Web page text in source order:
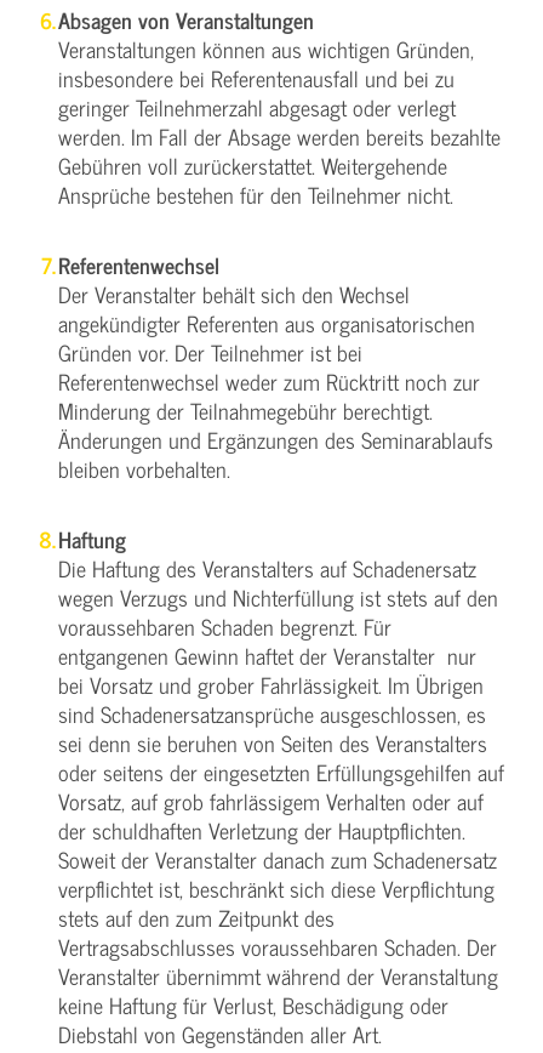
Absagen von Veranstaltungen
Veranstaltungen können aus wichtigen Gründen,
insbesondere bei Referentenausfall und bei zu
geringer Teilnehmerzahl abgesagt oder verlegt
werden. Im Fall der Absage werden bereits bezahlte
Gebühren voll zurückerstattet. Weitergehende
Ansprüche bestehen für den Teilnehmer nicht.
Referentenwechsel
Der Veranstalter behält sich den Wechsel
angekündigter Referenten aus organisatorischen
Gründen vor. Der Teilnehmer ist bei
Referentenwechsel weder zum Rücktritt noch zur
Minderung der Teilnahmegebühr berechtigt.
Änderungen und Ergänzungen des Seminarablaufs
bleiben vorbehalten.
Haftung
Die Haftung des Veranstalters auf Schadenersatz
wegen Verzugs und Nichterfüllung ist stets auf den
voraussehbaren Schaden begrenzt. Für
entgangenen Gewinn haftet der Veranstalter nur
bei Vorsatz und grober Fahrlässigkeit. Im Übrigen
sind Schadenersatzansprüche ausgeschlossen, es
sei denn sie beruhen von Seiten des Veranstalters
oder seitens der eingesetzten Erfüllungsgehilfen auf
Vorsatz, auf grob fahrlässigem Verhalten oder auf
der schuldhaften Verletzung der Hauptpflichten.
Soweit der Veranstalter danach zum Schadenersatz
verpflichtet ist, beschränkt sich diese Verpflichtung
stets auf den zum Zeitpunkt des
Vertragsabschlusses voraussehbaren Schaden. Der
Veranstalter übernimmt während der Veranstaltung
keine Haftung für Verlust, Beschädigung oder
Diebstahl von Gegenständen aller Art.